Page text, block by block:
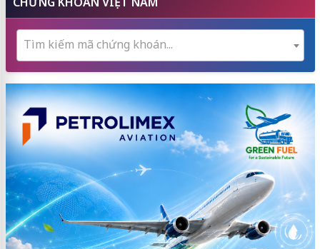
Tìm kiếm mã chứng khoán...